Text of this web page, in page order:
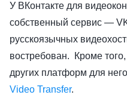
У ВКонтакте для
собственный сервис —
русскоязычных
востребован. Кроме
других платформ для
Video Transfer.